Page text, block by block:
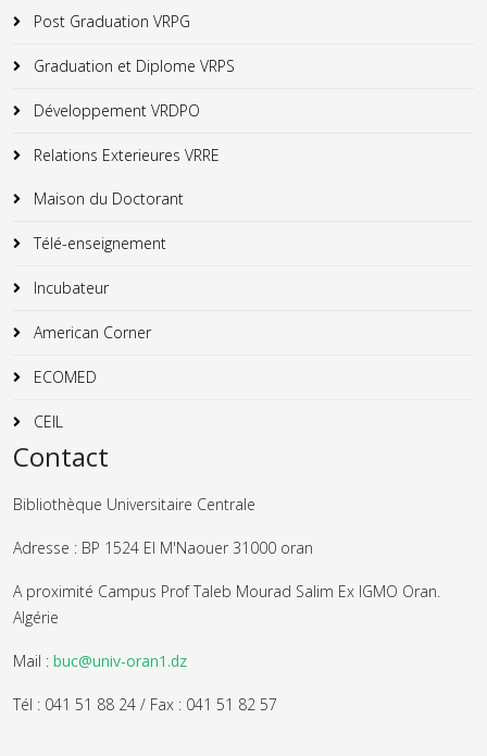
Post Graduation VRPG
Graduation et Diplome VRPS
Développement VRDPO
Relations Exterieures VRRE
Maison du Doctorant
Télé-enseignement
Incubateur
American Corner
ECOMED
CEIL
Contact
Bibliothèque Universitaire Centrale
Adresse : BP 1524 El M'Naouer 31000 oran
A proximité Campus Prof Taleb Mourad Salim Ex IGMO Oran.
Algérie
Mail : buc@univ-oran1.dz
Tél : 041 51 88 24 / Fax : 041 51 82 57